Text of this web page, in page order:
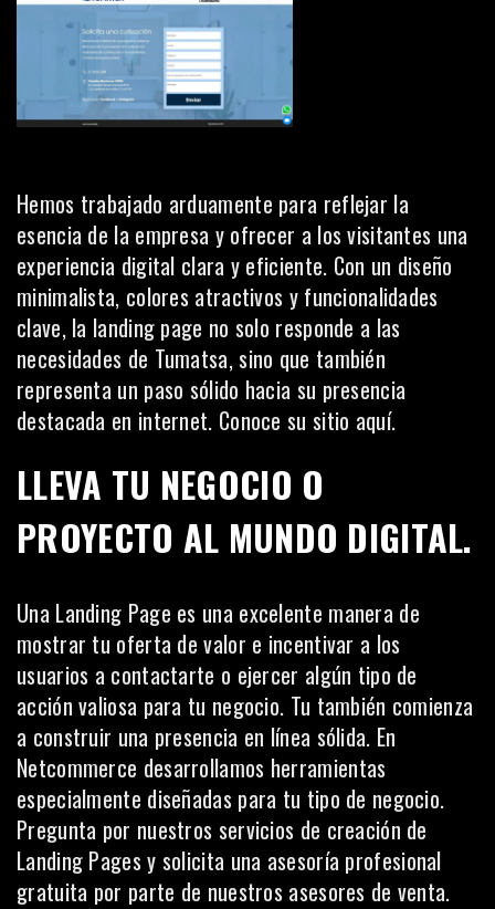
Hemos trabajado arduamente para reflejar la
esencia de la empresa y ofrecer a los visitantes una
experiencia digital clara y eficiente. Con un diseño
minimalista, colores atractivos y funcionalidades
clave, la landing page no solo responde a las
necesidades de Tumatsa, sino que también
representa un paso sólido hacia su presencia
destacada en internet. Conoce su sitio aquí.
LLEVA TU NEGOCIO O
PROYECTO AL MUNDO DIGITAL.
Una Landing Page es una excelente manera de
mostrar tu oferta de valor e incentivar a los
usuarios a contactarte o ejercer algún tipo de
acción valiosa para tu negocio. Tu también comienza
a construir una presencia en línea sólida. En
Netcommerce desarrollamos herramientas
especialmente diseñadas para tu tipo de negocio.
Pregunta por nuestros servicios de creación de
Landing Pages y solicita una asesoría profesional
gratuita por parte de nuestros asesores de venta.